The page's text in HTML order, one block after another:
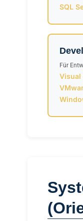
SQL
Für
Visual